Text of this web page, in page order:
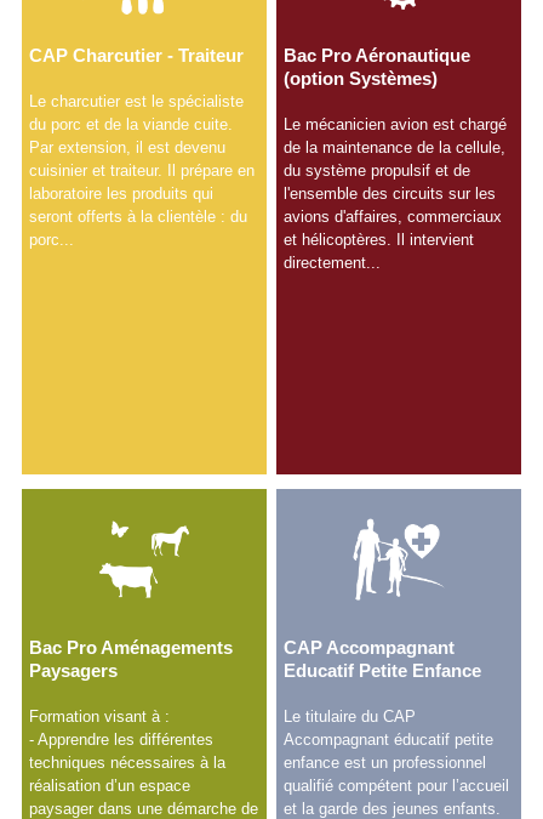
CAP Charcutier - Traiteur
Le charcutier est le spécialiste
du porc et de la viande cuite.
Par extension, il est devenu
cuisinier et traiteur. Il prépare en
laboratoire les produits qui
seront offerts à la clientèle : du
porc...
Bac Pro Aéronautique
(option Systèmes)
Le mécanicien avion est chargé
de la maintenance de la cellule,
du système propulsif et de
l'ensemble des circuits sur les
avions d'affaires, commerciaux
et hélicoptères. Il intervient
directement...
Bac Pro Aménagements
Paysagers
Formation visant à :
- Apprendre les différentes
techniques nécessaires à la
réalisation d’un espace
paysager dans une démarche de
CAP Accompagnant
Educatif Petite Enfance
Le titulaire du CAP
Accompagnant éducatif petite
enfance est un professionnel
qualifié compétent pour l’accueil
et la garde des jeunes enfants.